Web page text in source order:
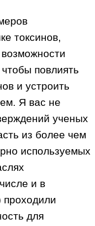
токсинов,
повлиять
и устроить
Я вас не
ученых
из более чем
используемых
и в
проходили
для